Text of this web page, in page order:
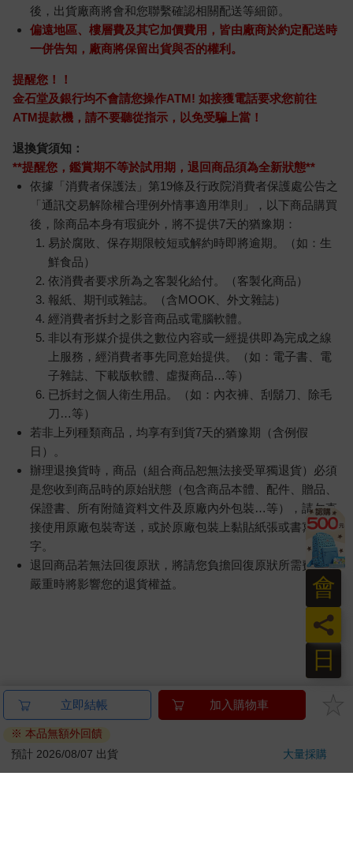
後，出貨廠商將會和您聯繫確認相關配送等細節。
偏遠地區、樓層費及其它加價費用，皆由廠商於約定配送時
一併告知，廠商將保留出貨與否的權利。
提醒您！！
金石堂及銀行均不會請您操作ATM! 如接獲電話要求您前往
ATM提款機，請不要聽從指示，以免受騙上當！
退換貨須知：
**提醒您，鑑賞期不等於試用期，退回商品須為全新狀態**
依據「消費者保護法」第19條及行政院消費者保護處公告之
「通訊交易解除權合理例外情事適用準則」，以下商品購買
後，除商品本身有瑕疵外，將不提供7天的猶豫期：
易於腐敗、保存期限較短或解約時即將逾期。（如：生
鮮食品）
依消費者要求所為之客製化給付。（客製化商品）
報紙、期刊或雜誌。（含MOOK、外文雜誌）
經消費者拆封之影音商品或電腦軟體。
非以有形媒介提供之數位內容或一經提供即為完成之線
上服務，經消費者事先同意始提供。（如：電子書、電
子雜誌、下載版軟體、虛擬商品…等）
已拆封之個人衛生用品。（如：內衣褲、刮鬍刀、除毛
刀…等）
若非上列種類商品，均享有到貨7天的猶豫期（含例假
日）。
辦理退換貨時，商品（組合商品恕無法接受單獨退貨）必須
是您收到商品時的原始狀態（包含商品本體、配件、贈品、
保證書、所有附隨資料文件及原廠內外包裝…等），請勿直
接使用原廠包裝寄送，或於原廠包裝上黏貼紙張或書寫文
字。
退回商品若無法回復原狀，將請您負擔回復原狀所需費用，
嚴重時將影響您的退貨權益。
立即結帳 加入購物車
※ 本品無額外回饋
日
員
會